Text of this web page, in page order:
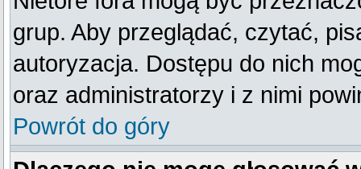
grup. Aby przeglądać, czytać,
autoryzacja. Dostępu do nich
oraz administratorzy i z nimi
Powrót do góry